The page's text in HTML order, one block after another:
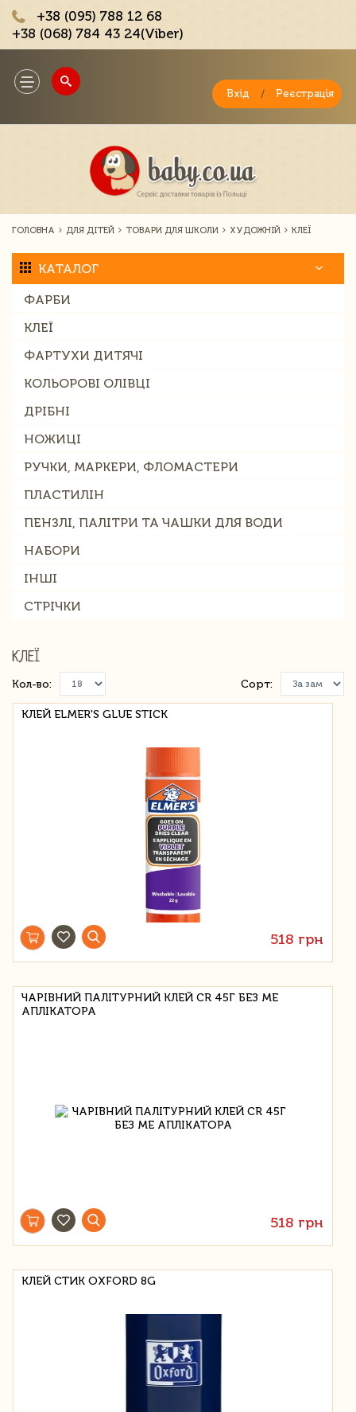
+38 (095) 788 12 68
+38 (068) 784 43 24(Viber)
Toggle
navigation
Вхід / Реєстрація
ГОЛОВНА ДЛЯ ДІТЕЙ ТОВАРИ ДЛЯ ШКОЛИ ХУДОЖНІЙ КЛЕЇ
КАТАЛОГ
ФАРБИ
КЛЕЇ
ФАРТУХИ ДИТЯЧІ
КОЛЬОРОВІ ОЛІВЦІ
ДРІБНІ
НОЖИЦІ
РУЧКИ, МАРКЕРИ, ФЛОМАСТЕРИ
ПЛАСТИЛІН
ПЕНЗЛІ, ПАЛІТРИ ТА ЧАШКИ ДЛЯ ВОДИ
НАБОРИ
ІНШІ
СТРІЧКИ
КЛЕЇ
Кол-во: Сорт:
КЛЕЙ ELMER'S GLUE STICK
518 грн
ЧАРІВНИЙ ПАЛІТУРНИЙ КЛЕЙ CR 45Г БЕЗ ME
АПЛІКАТОРА
518 грн
КЛЕЙ СТИК OXFORD 8G